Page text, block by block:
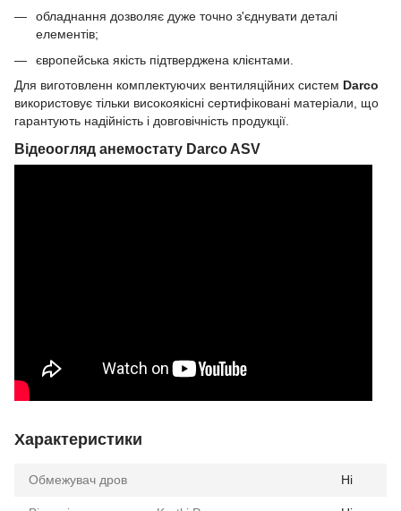
обладнання дозволяє дуже точно з'єднувати деталі
елементів;
європейська якість підтверджена клієнтами.
Для виготовленн комплектуючих вентиляційних систем Darco
використовує тільки високоякісні сертифіковані матеріали, що
гарантують надійність і довговічність продукції.
Відеоогляд анемостату Darco ASV
Характеристики
Обмежувач дров Ні